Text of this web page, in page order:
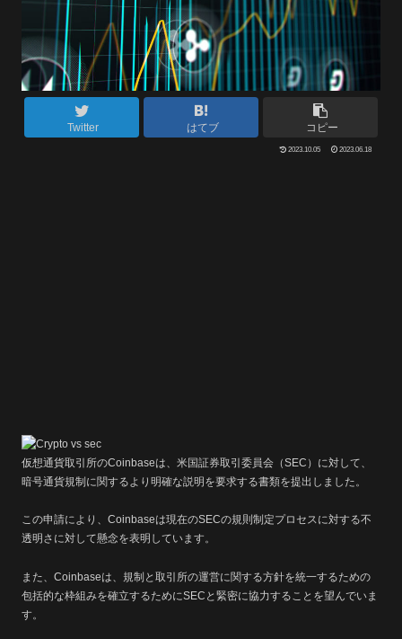
Twitter はてブ コピー
2023.10.05 2023.06.18
仮想通貨取引所のCoinbaseは、米国証券取引委員会（SEC）に対して、
暗号通貨規制に関するより明確な説明を要求する書類を提出しました。
この申請により、Coinbaseは現在のSECの規則制定プロセスに対する不
透明さに対して懸念を表明しています。
また、Coinbaseは、規制と取引所の運営に関する方針を統一するための
包括的な枠組みを確立するためにSECと緊密に協力することを望んでいま
す。